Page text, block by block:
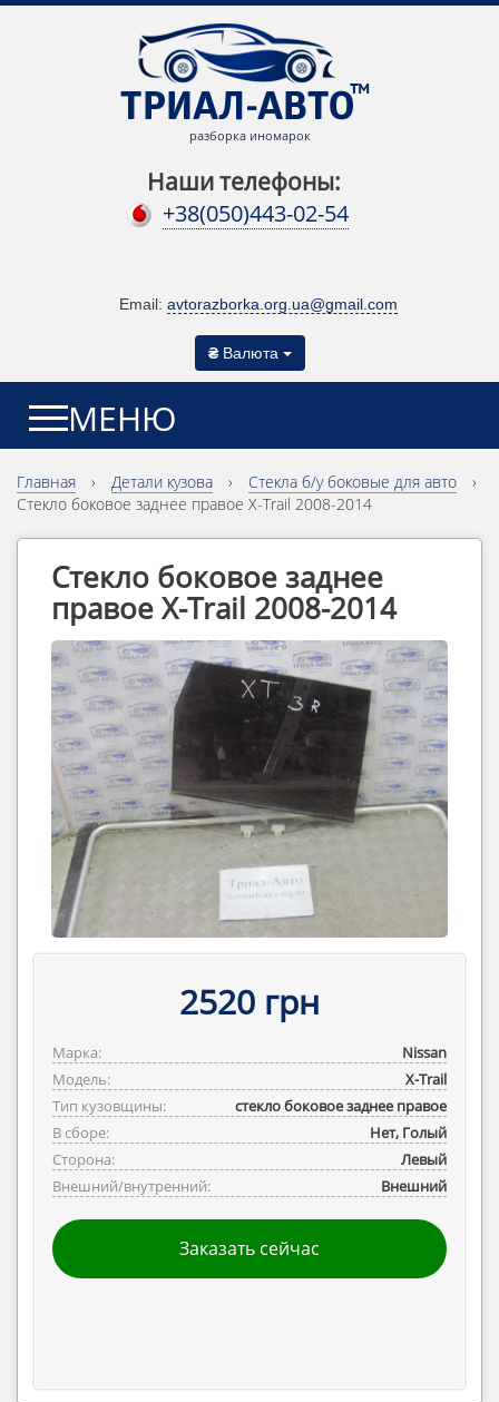
разборка иномарок
Наши телефоны:
+38(050)443-02-54
Email: avtorazborka.org.ua@gmail.com
₴ Валюта
МЕНЮ
Главная › Детали кузова › Cтекла б/у боковые для авто
›
Стекло боковое заднее правое X-Trail 2008-2014
Стекло боковое заднее
правое X-Trail 2008-2014
2520 грн
Марка:
Nissan
Модель:
X-Trail
Тип кузовщины:
стекло боковое заднее правое
В сборе:
Нет, Голый
Сторона:
Левый
Внешний/внутренний:
Внешний
Заказать сейчас